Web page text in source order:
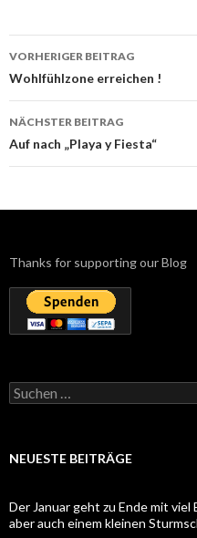
Beitrags-
Navigation
VORHERIGER BEITRAG
Wohlfühlzone erreichen !
NÄCHSTER BEITRAG
Auf nach „Playa y Fiesta“
Thanks for supporting our Blog
Suchen
nach:
NEUESTE BEITRÄGE
Der Januar geht zu Ende mit
aber auch einem kleinen